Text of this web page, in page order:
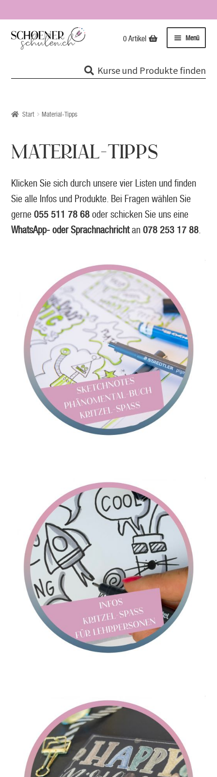
Zur
Navigation
Zum
Inhalt
Menü
Downloads
Impressionen
Evolutionspädagogik®
Online-Shop
0 Artikel
Kurse und Produkte finden
Start Material-Tipps
MATERIAL-TIPPS
Klicken Sie sich durch unsere vier Listen und finden
Sie alle Infos und Produkte. Bei Fragen wählen Sie
gerne 055 511 78 68oder schicken Sie uns eine
WhatsApp- oder Sprachnachrichtan 078 253 17 88.